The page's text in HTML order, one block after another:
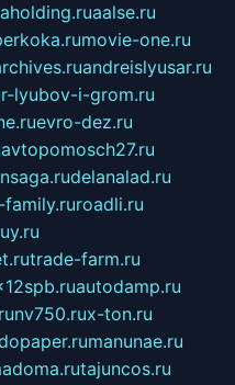
aalse.ru
movie-one.ru
andreislyusar.ru
lyubov-i-grom.ru
evro-dez.ru
avtopomosch27.ru
delanalad.ru
family.ruroadli.ru
trade-farm.ru
autodamp.ru
nv750.rux-ton.ru
manunae.ru
tajuncos.ru